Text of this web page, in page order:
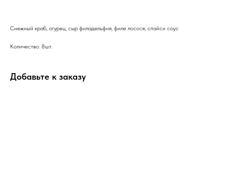
Снежный краб, огурец, сыр филадельфия, филе лосося, спайси соус
Количество: 8шт.
Добавьте к заказу